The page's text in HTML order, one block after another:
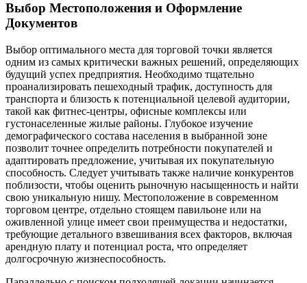
Выбор Местоположения и Оформление
Документов
Выбор оптимального места для торговой точки является
одним из самых критически важных решений, определяющих
будущий успех предприятия. Необходимо тщательно
проанализировать пешеходный трафик, доступность для
транспорта и близость к потенциальной целевой аудитории,
такой как фитнес-центры, офисные комплексы или
густонаселенные жилые районы. Глубокое изучение
демографического состава населения в выбранной зоне
позволит точнее определить потребности покупателей и
адаптировать предложение, учитывая их покупательную
способность. Следует учитывать также наличие конкурентов
поблизости, чтобы оценить рыночную насыщенность и найти
свою уникальную нишу. Местоположение в современном
торговом центре, отдельно стоящем павильоне или на
оживленной улице имеет свои преимущества и недостатки,
требующие детального взвешивания всех факторов, включая
арендную плату и потенциал роста, что определяет
долгосрочную жизнеспособность.